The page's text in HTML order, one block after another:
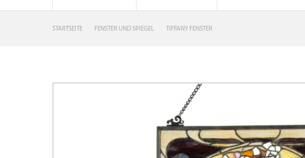
STARTSEITE FENSTER UND SPIEGEL TIFFANY FENSTER